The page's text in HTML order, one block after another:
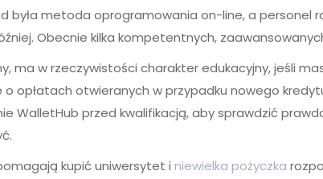
była metoda oprogramowania on-line, a personel
Obecnie kilka kompetentnych,
ma w rzeczywistości charakter edukacyjny, jeśli
opłatach otwieranych w przypadku nowego
WalletHub przed kwalifikacją, aby sprawdzić
kupić uniwersytet i niewielka pożyczka